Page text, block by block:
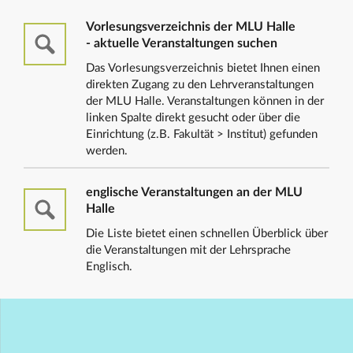
Vorlesungsverzeichnis der MLU Halle
- aktuelle Veranstaltungen suchen
Das Vorlesungsverzeichnis bietet Ihnen einen
direkten Zugang zu den Lehrveranstaltungen
der MLU Halle. Veranstaltungen können in der
linken Spalte direkt gesucht oder über die
Einrichtung (z.B. Fakultät > Institut) gefunden
werden.
englische Veranstaltungen an der MLU
Halle
Die Liste bietet einen schnellen Überblick über
die Veranstaltungen mit der Lehrsprache
Englisch.